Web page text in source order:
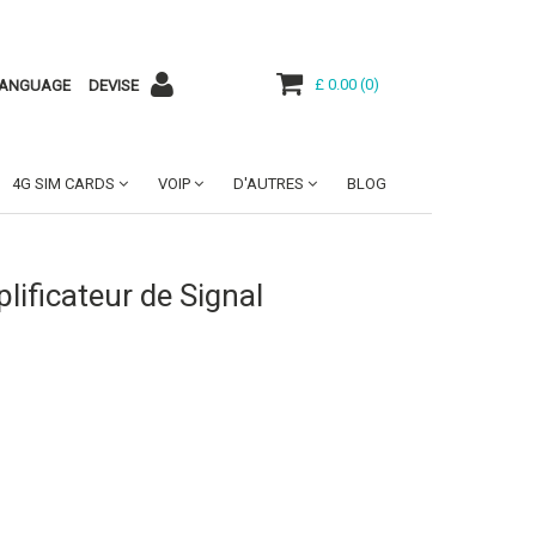
DEVISE £ 0.00 (0)
4G SIM CARDS VOIP D'AUTRES BLOG
de Signal